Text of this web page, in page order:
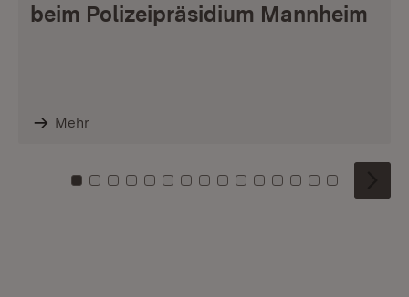
beim Polizeipräsidium Mannheim
Mehr
Zu Kachel: 0
Zu Kachel: 1
Zu Kachel: 2
Zu Kachel: 3
Zu Kachel: 4
Zu Kachel: 5
Zu Kachel: 6
Zu Kachel: 7
Zu Kachel: 8
Zu Kachel: 9
Zu Kachel: 10
Zu Kachel: 11
Zu Kachel: 12
Zu Kachel:
Zu